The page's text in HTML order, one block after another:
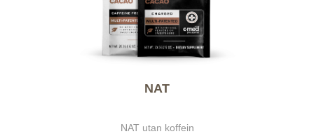
NAT
NAT utan koffein